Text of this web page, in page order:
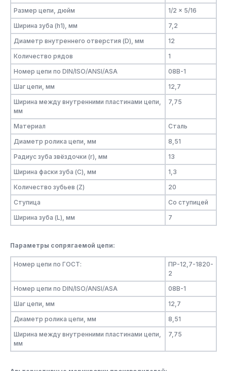
Размер цепи, дюйм
1/2 x 5/16
Ширина зуба (h1), мм
7,2
Диаметр внутреннего отверстия (D), мм
12
Количество рядов
1
Номер цепи по DIN/ISO/ANSI/ASA
08B-1
Шаг цепи, мм
12,7
Ширина между внутренними пластинами цепи,
мм
7,75
Материал
Сталь
Диаметр ролика цепи, мм
8,51
Радиус зуба звёздочки (r), мм
13
Ширина фаски зуба (C), мм
1,3
Количество зубьев (Z)
20
Ступица
Со ступицей
Ширина зуба (L), мм
7
Параметры сопрягаемой цепи:
Номер цепи по ГОСТ:
ПР-12,7-1820-
2
Номер цепи по DIN/ISO/ANSI/ASA
08B-1
Шаг цепи, мм
12,7
Диаметр ролика цепи, мм
8,51
Ширина между внутренними пластинами цепи,
мм
7,75